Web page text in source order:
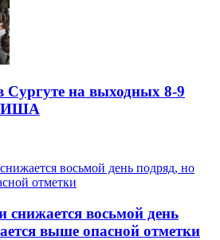
Сургуте на выходных 8-9
восьмой день
выше опасной отметки